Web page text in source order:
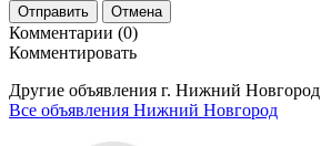
Отправить Отмена
Комментарии (0)
Комментировать
Другие объявления г. Нижний Новгород
Все объявления Нижний Новгород